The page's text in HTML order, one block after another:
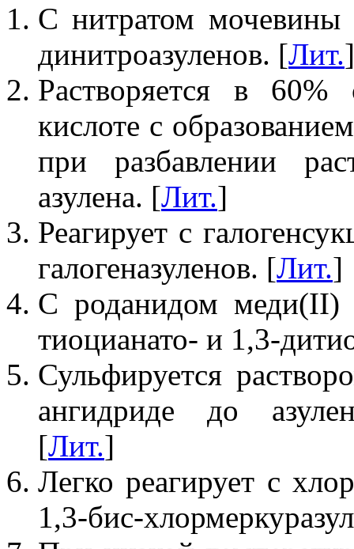
С нитратом мочевины
динитроазуленов. [Лит.]
Растворяется в
кислоте с
при разбавлении
азулена. [Лит.]
Реагирует с
галогеназуленов. [Лит.]
С роданидом меди(II)
тиоцианато- и 1,3-
Сульфируется
ангидриде до
[Лит.]
Легко реагирует с
1,3-бис-